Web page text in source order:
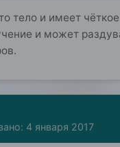
тело и имеет
и может
4 января 2017